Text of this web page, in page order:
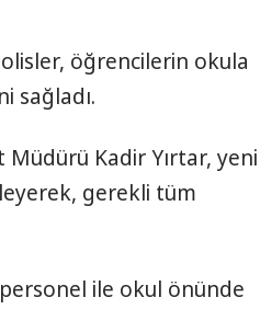
öğrencilerin okula
sağladı.
Kadir Yırtar, yeni
gerekli tüm
ile okul önünde